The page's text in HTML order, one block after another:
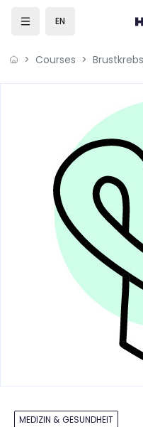
EN
Courses
MEDIZIN & GESUNDHEIT